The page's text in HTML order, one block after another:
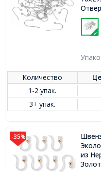
Количество
1-2 упак.
3+ упак.
-35%
из